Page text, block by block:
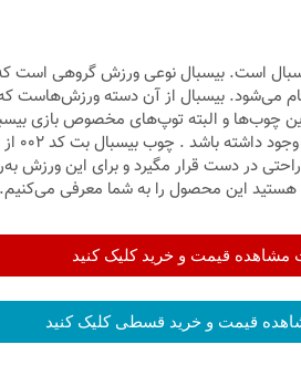
می‌شود. بیسبال از آن دسته ورزش‌هاست
چوب‌ها و البته توپ‌های مخصوص بازی
چوب
سانتی‌متر است که به‌راحتی در دست قرار مگیرد و برای
این محصول را به شما معرفی می‌کنیم.
قیمت و خرید کلیک کنید
قیمت و خرید قسطی کلیک کنید